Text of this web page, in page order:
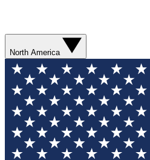
North America